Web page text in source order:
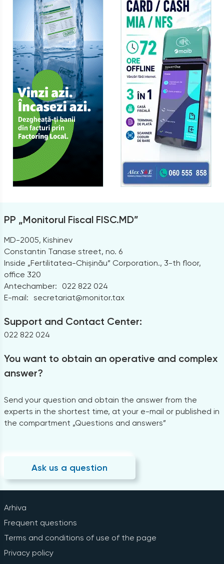
PP „Monitorul Fiscal FISC.MD”
MD-2005, Kishinev
Constantin Tanase street, no. 6
Inside „Fertilitatea-Chișinău” Corporation., 3-th floor,
office 320
Antechamber:
022 822 024
E-mail: secretariat@monitor.tax
Support and Contact Center:
022 822 024
You want to obtain an operative and complex
answer?
Send your question and obtain the answer from the
experts in the shortest time, at your e-mail or published in
the compartment „Questions and answers”
Ask us a question
Arhiva
Frequent questions
Terms and conditions of use of the page
Privacy policy